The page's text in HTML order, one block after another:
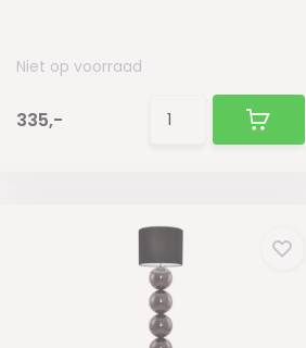
Niet op voorraad
335,-